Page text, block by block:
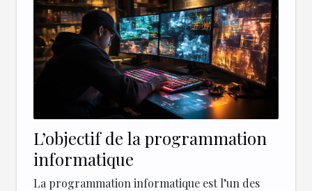
L’objectif de la programmation
informatique
La programmation informatique est l’un des